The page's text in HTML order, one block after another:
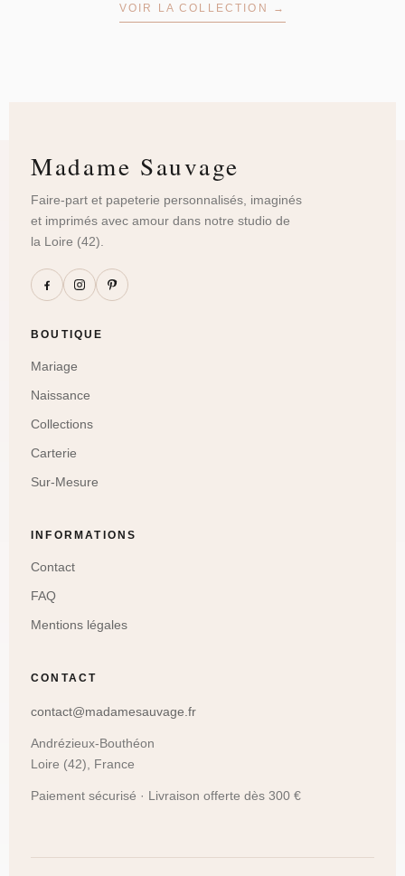
VOIR LA COLLECTION →
Madame Sauvage
Faire-part et papeterie personnalisés, imaginés
et imprimés avec amour dans notre studio de
la Loire (42).
BOUTIQUE
Mariage
Naissance
Collections
Carterie
Sur-Mesure
INFORMATIONS
Contact
FAQ
Mentions légales
CONTACT
contact@madamesauvage.fr
Andrézieux-Bouthéon
Loire (42), France
Paiement sécurisé · Livraison offerte dès 300 €